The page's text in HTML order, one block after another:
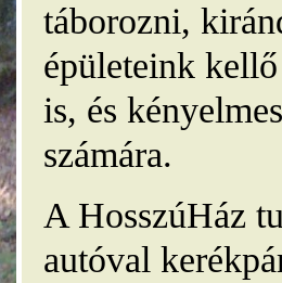
táborozni,
épületeink
is, és
számára.
A HosszúHáz
autóval